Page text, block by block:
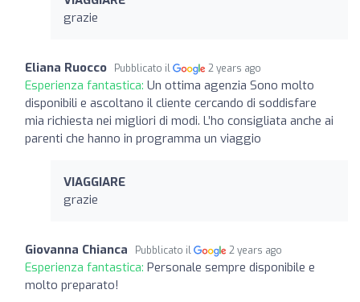
grazie
Eliana Ruocco Pubblicato il 2 years ago
Esperienza fantastica: Un ottima agenzia Sono molto
disponibili e ascoltano il cliente cercando di soddisfare
mia richiesta nei migliori di modi. L’ho consigliata anche ai
parenti che hanno in programma un viaggio
VIAGGIARE
grazie
Giovanna Chianca Pubblicato il 2 years ago
Esperienza fantastica: Personale sempre disponibile e
molto preparato!